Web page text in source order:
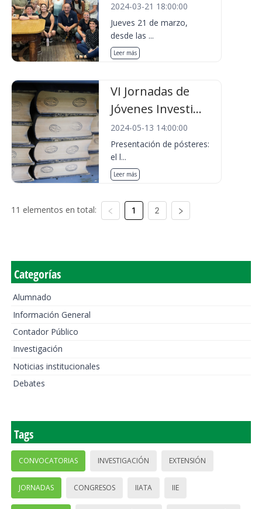
2024-03-21 18:00:00
Jueves 21 de marzo,
desde las ...
Leer más
VI Jornadas de
Jóvenes Investi...
2024-05-13 14:00:00
Presentación de pósteres:
el l...
Leer más
11 elementos en total: 1 2
Categorías
Alumnado
Información General
Contador Público
Investigación
Noticias institucionales
Debates
Tags
CONVOCATORIAS INVESTIGACIÓN EXTENSIÓN
JORNADAS CONGRESOS IIATA IIE